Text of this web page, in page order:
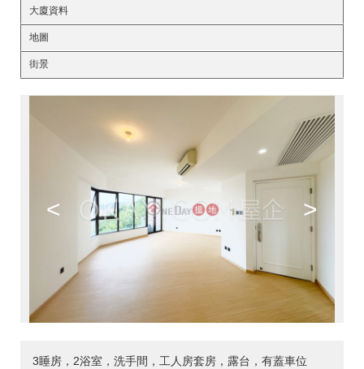
大廈資料
地圖
街景
< >
3睡房，2浴室，洗手間，工人房套房，露台，有蓋車位